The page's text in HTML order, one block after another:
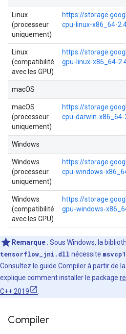
Linux
(processeur
uniquement)
https://
cpu-linux-x86_64-
Linux
(compatibilité
avec les GPU)
https://
gpu-linux-x86_64-
macOS
macOS
(processeur
uniquement)
https://
cpu-darwin-x86_64-
Windows
Windows
(processeur
uniquement)
https://
cpu-windows-
Windows
(compatibilité
avec les GPU)
https://
gpu-windows-
Remarque : Sous Windows, la
tensorflow_jni.dll nécessite
Consultez le guide Compiler à partir de
explique comment installer le package
C++ 2019
Compiler